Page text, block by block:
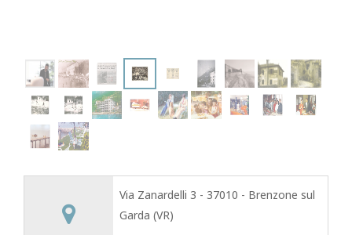
Via Zanardelli 3 - 37010 - Brenzone sul
Garda (VR)